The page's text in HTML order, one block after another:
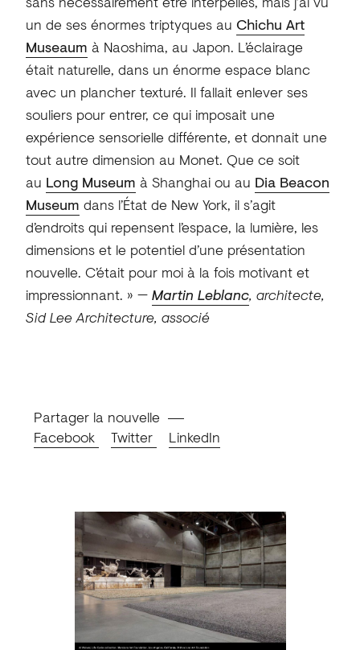
un de ses énormes triptyques au Chichu Art
Museaum à Naoshima, au Japon. L’éclairage
était naturelle, dans un énorme espace blanc
avec un plancher texturé. Il fallait enlever ses
souliers pour entrer, ce qui imposait une
expérience sensorielle différente, et donnait une
tout autre dimension au Monet. Que ce soit
au Long Museum à Shanghai ou au Dia Beacon
Museum dans l’État de New York, il s’agit
d’endroits qui repensent l’espace, la lumière, les
dimensions et le potentiel d’une présentation
nouvelle. C’était pour moi à la fois motivant et
impressionnant. » —Martin Leblanc, architecte,
Sid Lee Architecture, associé
Partager la nouvelle
Facebook
Twitter LinkedIn